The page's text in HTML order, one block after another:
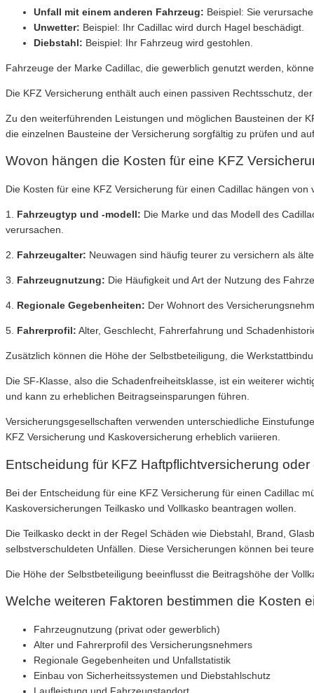
Unfall mit einem anderen Fahrzeug: Beispiel: Sie
Unwetter: Beispiel: Ihr Cadillac wird durch Hagel beschädigt.
Diebstahl: Beispiel: Ihr Fahrzeug wird gestohlen.
Fahrzeuge der Marke Cadillac, die gewerblich genutzt werden,
Die KFZ Versicherung enthält auch einen passiven Rechtsschutz,
Zu den weiterführenden Leistungen und möglichen Bausteinen der
die einzelnen Bausteine der Versicherung sorgfältig zu prüfen und
Wovon hängen die Kosten für eine KFZ
Die Kosten für eine KFZ Versicherung für einen Cadillac hängen
1. Fahrzeugtyp und -modell: Die Marke und das Modell des
verursachen.
2. Fahrzeugalter: Neuwagen sind häufig teurer zu versichern als
3. Fahrzeugnutzung: Die Häufigkeit und Art der Nutzung des
4. Regionale Gegebenheiten: Der Wohnort des
5. Fahrerprofil: Alter, Geschlecht, Fahrerfahrung und
Zusätzlich können die Höhe der Selbstbeteiligung, die
Die SF-Klasse, also die Schadenfreiheitsklasse, ist ein weiterer
und kann zu erheblichen Beitragseinsparungen führen.
Versicherungsgesellschaften verwenden unterschiedliche
KFZ Versicherung und Kaskoversicherung erheblich variieren.
Entscheidung für KFZ Haftpflichtversicherung
Bei der Entscheidung für eine KFZ Versicherung für einen Cadillac
Kaskoversicherungen Teilkasko und Vollkasko beantragen wollen.
Die Teilkasko deckt in der Regel Schäden wie Diebstahl, Brand,
selbstverschuldeten Unfällen. Diese Versicherungen können bei
Die Höhe der Selbstbeteiligung beeinflusst die Beitragshöhe der
Welche weiteren Faktoren bestimmen die Kosten
Fahrzeugnutzung (privat oder gewerblich)
Alter und Fahrerprofil des Versicherungsnehmers
Regionale Gegebenheiten und Unfallstatistik
Einbau von Sicherheitssystemen und Diebstahlschutz